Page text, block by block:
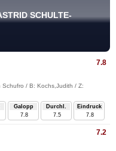
SCHULTE-
7.8
/ B: Kochs,Judith / Z:
Eindruck
7.8
Durchl.
7.5
Galopp
7.8
7.2